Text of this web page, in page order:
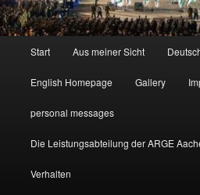
Start Aus meiner Sicht
English Homepage Gallery
personal messages
Die Leistungsabteilung der ARGE
Verhalten